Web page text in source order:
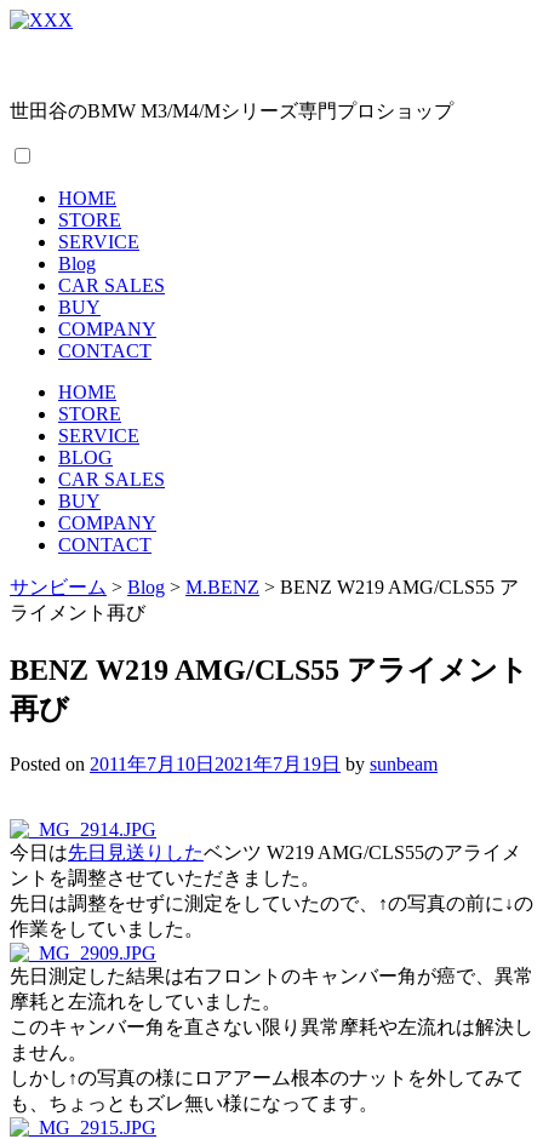
世田谷のBMW M3/M4/Mシリーズ専門プロショップ
HOME
STORE
SERVICE
Blog
CAR SALES
BUY
COMPANY
CONTACT
HOME
STORE
SERVICE
BLOG
CAR SALES
BUY
COMPANY
CONTACT
サンビーム > Blog > M.BENZ > BENZ W219 AMG/CLS55 ア
ライメント再び
BENZ W219 AMG/CLS55 アライメント
再び
Posted on 2011年7月10日 2021年7月19日 by sunbeam
今日は先日見送りしたベンツ W219 AMG/CLS55のアライメ
ントを調整させていただきました。
先日は調整をせずに測定をしていたので、↑の写真の前に↓の
作業をしていました。
先日測定した結果は右フロントのキャンバー角が癌で、異常
摩耗と左流れをしていました。
このキャンバー角を直さない限り異常摩耗や左流れは解決し
ません。
しかし↑の写真の様にロアアーム根本のナットを外してみて
も、ちょっともズレ無い様になってます。